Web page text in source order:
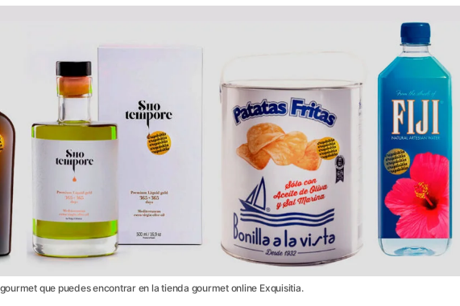
que puedes encontrar en la tienda gourmet online Exquisitia.